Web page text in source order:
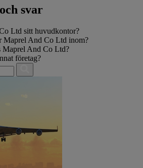
svar
Ltd sitt huvudkontor?
Maprel And Co Ltd inom?
Maprel And Co Ltd?
företag?